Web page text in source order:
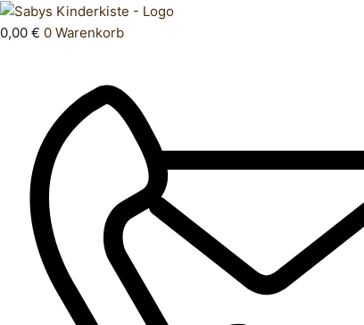
Zum
Inhalt
0,00 € 0 Warenkorb
Products
search
Jacke
S